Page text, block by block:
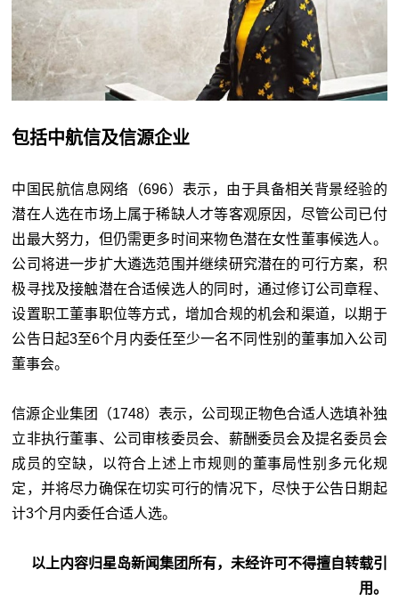
包括中航信及信源企业
中国民航信息网络（696）表示，由于具备相关背景经验的
潜在人选在市场上属于稀缺人才等客观原因，尽管公司已付
出最大努力，但仍需更多时间来物色潜在女性董事候选人。
公司将进一步扩大遴选范围并继续研究潜在的可行方案，积
极寻找及接触潜在合适候选人的同时，通过修订公司章程、
设置职工董事职位等方式，增加合规的机会和渠道，以期于
公告日起3至6个月内委任至少一名不同性别的董事加入公司
董事会。
信源企业集团（1748）表示，公司现正物色合适人选填补独
立非执行董事、公司审核委员会、薪酬委员会及提名委员会
成员的空缺，以符合上述上市规则的董事局性别多元化规
定，并将尽力确保在切实可行的情况下，尽快于公告日期起
计3个月内委任合适人选。
以上内容归星岛新闻集团所有，未经许可不得擅自转载引
用。